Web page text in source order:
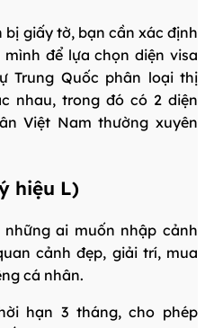
giấy tờ, bạn cần xác định
để lựa chọn diện visa
Trung Quốc phân loại thị
nhau, trong đó có 2 diện
Việt Nam thường xuyên
hiệu L)
ai muốn nhập cảnh
cảnh đẹp, giải trí, mua
cá nhân.
hạn 3 tháng, cho phép